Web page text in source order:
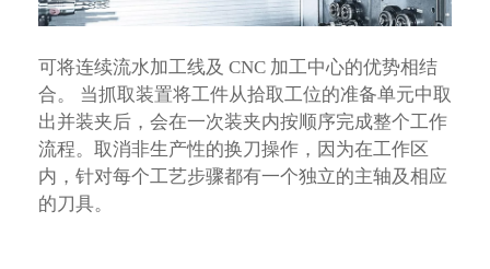
可将连续流水加工线及 CNC 加工中心的优势相结
合。 当抓取装置将工件从拾取工位的准备单元中取
出并装夹后，会在一次装夹内按顺序完成整个工作
流程。取消非生产性的换刀操作，因为在工作区
内，针对每个工艺步骤都有一个独立的主轴及相应
的刀具。